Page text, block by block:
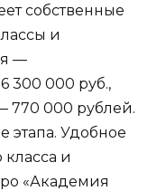
собственные
и
—
300 000 руб.,
770 000 рублей.
этапа. Удобное
и
«Академия